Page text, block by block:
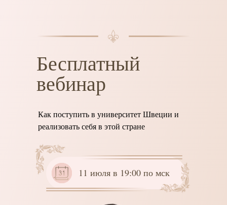
Бесплатный
вебинар
Как поступить в университет Швеции и
реализовать себя в этой стране
11 июля в 19:00 по мск